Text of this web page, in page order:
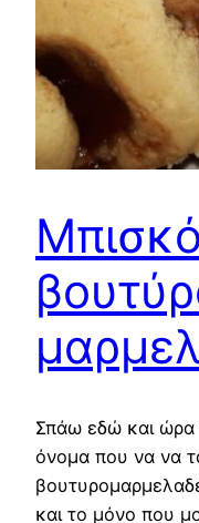
Σπάω εδώ και ώρα
όνομα που να να
και το μόνο που